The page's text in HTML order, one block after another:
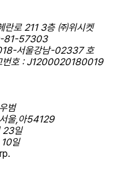
란로 211 3층 ㈜위시켓
81-57303
서울강남-02337 호
번호 : J1200020180019
범
울,아54129
23일
일